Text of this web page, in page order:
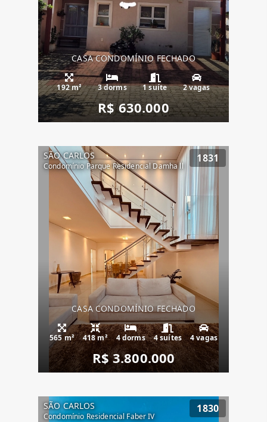
CASA CONDOMÍNIO FECHADO
192 m² 3 dorms 1 suíte 2 vagas
R$ 630.000
SÃO CARLOS
Condomínio Parque Residencial Damha ll
1831
CASA CONDOMÍNIO FECHADO
565 m² 418 m² 4 dorms 4 suítes 4 vagas
R$ 3.800.000
SÃO CARLOS
Condomínio Residencial Faber IV
1830